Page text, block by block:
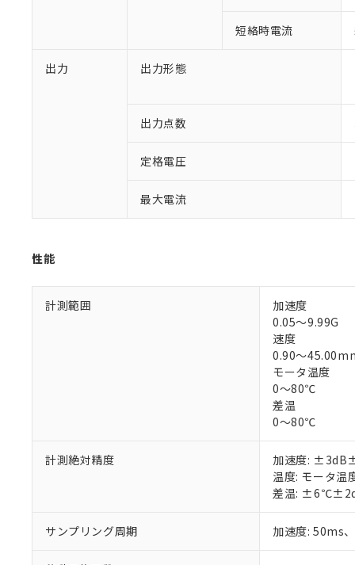
短絡時電流
出力 出力形態
出力点数
定格電圧
最大電流
性能
計測範囲
加速度
0.05～9.99G
速度
0.90～
モータ温度
0～80℃
差温
0～80℃
計測絶対精度
加速度:
温度: モータ
差温:
サンプリング周期 加速度: 50ms
ご利用条件
以下の条件をお
本サービス
くものです。
当社制御機
在庫状況お
のであり、
い。
正式な納期
当社販売員
オムロン制
対応予定なし：
調査・確認中：
非該当品：ライ
仕入先様の事情
があります。
*EU RoHS指令（10物質
鉛(Pb) 1000ppm以下
六価クロム(Cr(Ⅵ))
ル（DBP） 1000ppm
但し、RoHS指令で産
フタル酸エステル類の
※2 対応予定月
部品在庫の切り
※1 中国
「○」：最大均質
「×」：最大均質
「－」：未確認
*中国RoHS10物質の基
Pb(鉛) :1000ppm、
Cr(Ⅵ)(六価クロム) :
DBP(フタル酸ジブチ
DEHP(フタル酸ビス(2-
※2 環境保護使
当社は、こ
う）を輸出
などの必要
ます。
当社は貴社
置等に一切
当社は、貴
また当社は
たしません。
記
号
説明
○ 一定数
△ 一定数
－
在庫な